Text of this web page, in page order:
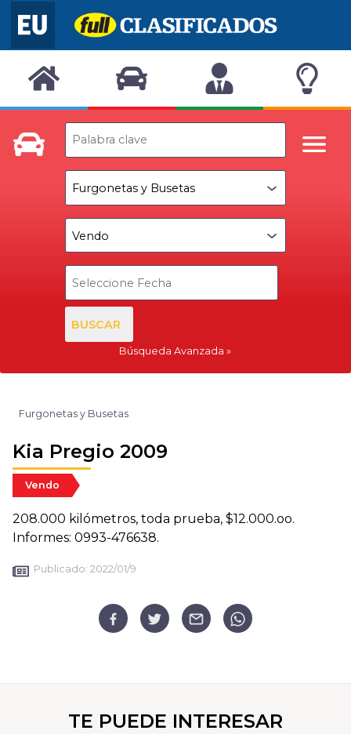
BUSCAR
Búsqueda Avanzada
Furgonetas y Busetas
Kia Pregio 2009
Vendo
208.000 kilómetros, toda prueba, $12.000.oo.
Informes: 0993-476638.
Publicado: 2022/01/9
TE PUEDE INTERESAR